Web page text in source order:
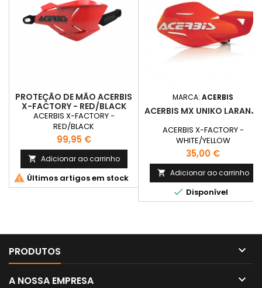
PROTEÇÃO DE MÃO ACERBIS
X-FACTORY - RED/BLACK
ACERBIS X-FACTORY -
RED/BLACK
Preço
99,95 €
 Adicionar ao carrinho
 Últimos artigos em stock
MARCA: ACERBIS
ACERBIS MX UNIKO LARANJA
ACERBIS X-FACTORY -
WHITE/YELLOW
Preço
35,00 €
 Adicionar ao carrinho
 Disponível
PRODUTOS 
A NOSSA EMPRESA 